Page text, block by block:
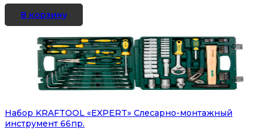
В корзину
Набор KRAFTOOL «EXPERT» Слесарно-монтажный
инструмент 66пр.